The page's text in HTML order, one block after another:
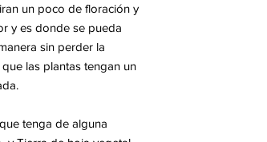
un poco de floración y
y es donde se pueda
sin perder la
que las plantas tengan un
tenga de alguna